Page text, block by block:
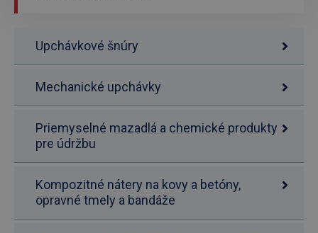
Upchávkové šnúry
Mechanické upchávky
Priemyselné mazadlá a chemické produkty
pre údržbu
Kompozitné nátery na kovy a betóny,
opravné tmely a bandáže